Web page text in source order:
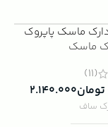
ماسک
(11)
تومان۲.۱۴۰.۰۰۰
ساف